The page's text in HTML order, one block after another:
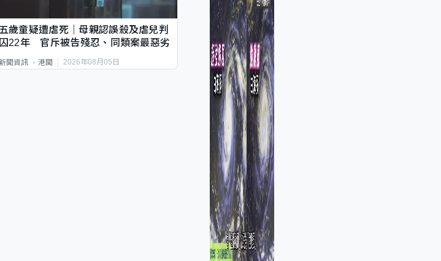
五歲童疑遭虐死｜母親認誤殺及虐兒判
囚22年 官斥被告殘忍、同類案最惡劣
聞資訊 港聞 2026年08月05日